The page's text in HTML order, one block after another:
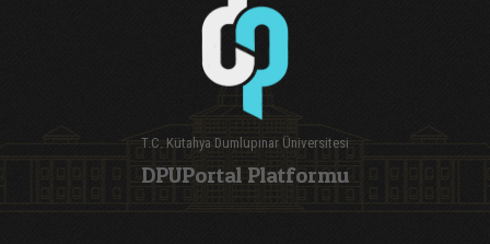
T.C. Kütahya Dumlupınar Üniversitesi
DPUPortal Platformu